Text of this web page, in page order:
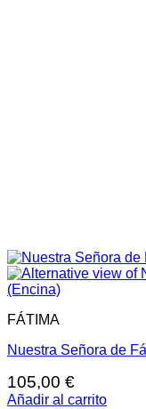
FÁTIMA
Nuestra Señora de
105,00 €
Añadir al carrito